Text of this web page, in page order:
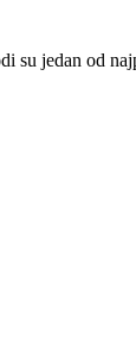
jedan od